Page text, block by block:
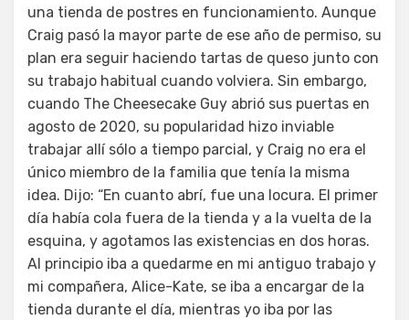
una tienda de postres en funcionamiento. Aunque
Craig pasó la mayor parte de ese año de permiso, su
plan era seguir haciendo tartas de queso junto con
su trabajo habitual cuando volviera. Sin embargo,
cuando The Cheesecake Guy abrió sus puertas en
agosto de 2020, su popularidad hizo inviable
trabajar allí sólo a tiempo parcial, y Craig no era el
único miembro de la familia que tenía la misma
idea. Dijo: “En cuanto abrí, fue una locura. El primer
día había cola fuera de la tienda y a la vuelta de la
esquina, y agotamos las existencias en dos horas.
Al principio iba a quedarme en mi antiguo trabajo y
mi compañera, Alice-Kate, se iba a encargar de la
tienda durante el día, mientras yo iba por las